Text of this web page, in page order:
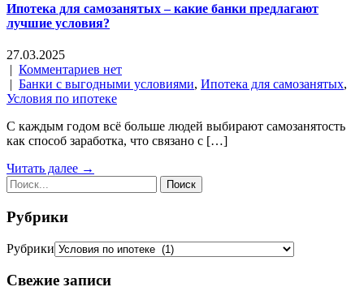
Ипотека для самозанятых – какие банки предлагают
лучшие условия?
27.03.2025
| Комментариев нет
| Банки с выгодными условиями, Ипотека для самозанятых,
Условия по ипотеке
С каждым годом всё больше людей выбирают самозанятость
как способ заработка, что связано с […]
Читать далее →
Рубрики
Рубрики
Свежие записи